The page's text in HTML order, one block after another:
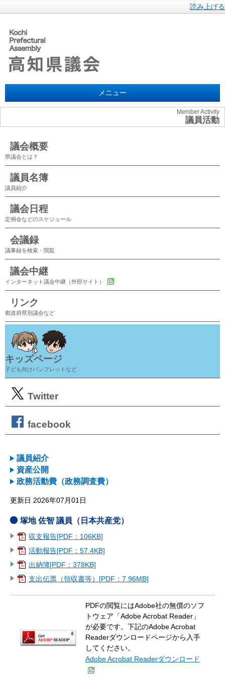
読み上げる
メニュー
Member Activity
議員活動
議会概要
県議会とは？
議員名簿
議員紹介
議会日程
定例会などのスケジュール
会議録
議事録を検索・閲覧
議会中継
インターネット議会中継（外部サイト）
リンク
都道府県別議会など
キッズページ
子ども向けパンフレットなど
Twitter
facebook
議員紹介
資産公開
政務活動費（政務調査費）
更新日 2026年07月01日
塚地 佐智 議員（日本共産党）
収支報告[PDF：106KB]
活動報告[PDF：57.4KB]
出納簿[PDF：378KB]
支出伝票（領収書等）[PDF：7.96MB]
PDFの閲覧にはAdobe社の無償のソフ
トウェア「Adobe Acrobat Reader」
が必要です。下記のAdobe Acrobat
Readerダウンロードページから入手
してください。
Adobe Acrobat Readerダウンロード